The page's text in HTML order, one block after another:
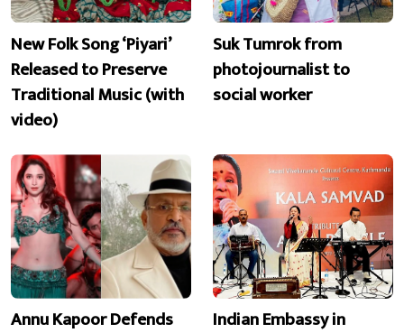
New Folk Song ‘Piyari’
Released to Preserve
Traditional Music (with
video)
Suk Tumrok from
photojournalist to
social worker
Annu Kapoor Defends
Indian Embassy in